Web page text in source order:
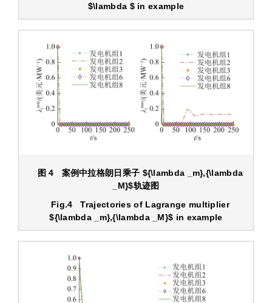
$\lambda $in example
图 4 案例中拉格朗日乘子 ${\lambda _m},{\lambda
_M}$轨迹图
Fig.4 Trajectories of Lagrange multiplier
${\lambda _m},{\lambda _M}$ in example